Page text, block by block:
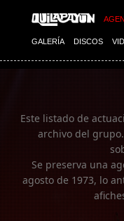
GALERÍA DISCOS
Imagen 01
Este listado de
archivo del
Se preserva una
agosto de 1973, lo